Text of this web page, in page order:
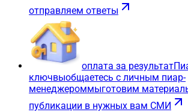
отправляем ответы
оплата за результат
ключвыобщаетесь с личным пиар-
менеджероммыготовим
публикации в нужных вам СМИ